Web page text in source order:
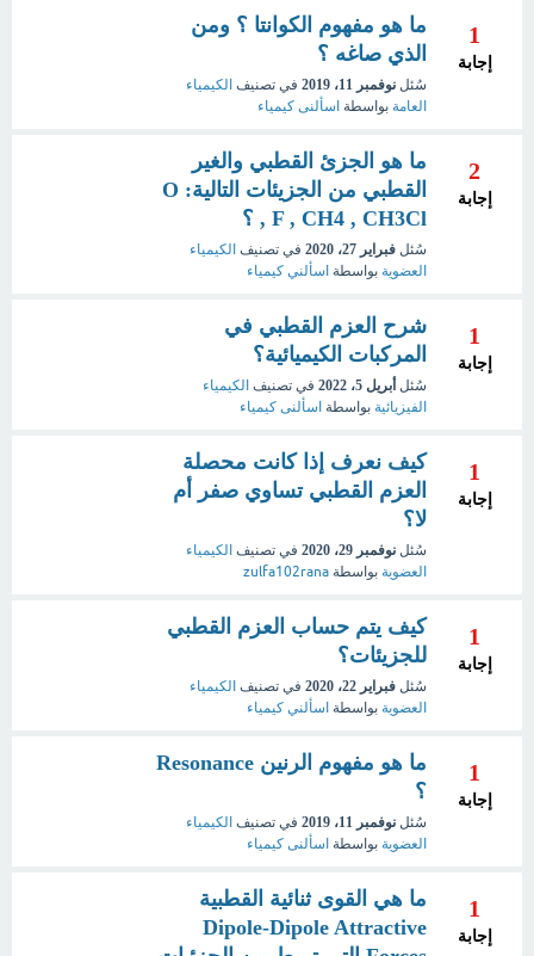
1
إجابة
ما هو مفهوم الكوانتا ؟ ومن
الذي صاغه ؟
سُئل نوفمبر 11، 2019 في تصنيف الكيمياء
العامة بواسطة اسألنى كيمياء
2
إجابة
ما هو الجزئ القطبي والغير
القطبي من الجزيئات التالية: O
, F , CH4 , CH3Cl ؟
سُئل فبراير 27، 2020 في تصنيف الكيمياء
العضوية بواسطة اسألني كيمياء
1
إجابة
شرح العزم القطبي في
المركبات الكيميائية؟
سُئل أبريل 5، 2022 في تصنيف الكيمياء
الفيزيائية بواسطة اسألنى كيمياء
1
إجابة
كيف نعرف إذا كانت محصلة
العزم القطبي تساوي صفر أم
لا؟
سُئل نوفمبر 29، 2020 في تصنيف الكيمياء
العضوية بواسطة zulfa102rana
1
إجابة
كيف يتم حساب العزم القطبي
للجزيئات؟
سُئل فبراير 22، 2020 في تصنيف الكيمياء
العضوية بواسطة اسألني كيمياء
1
إجابة
ما هو مفهوم الرنين Resonance
؟
سُئل نوفمبر 11، 2019 في تصنيف الكيمياء
العضوية بواسطة اسألنى كيمياء
1
إجابة
ما هي القوى ثنائية القطبية
Dipole-Dipole Attractive